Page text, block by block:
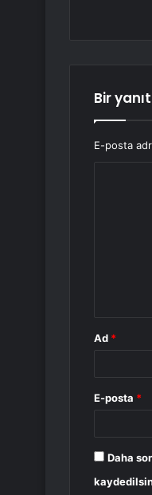
Bir
E-posta
Ad *
E-posta *
Daha